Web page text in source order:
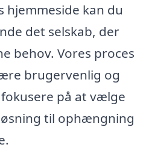
hjemmeside kan du
det selskab, der
behov. Vores proces
brugervenlig og
på at vælge
til ophængning